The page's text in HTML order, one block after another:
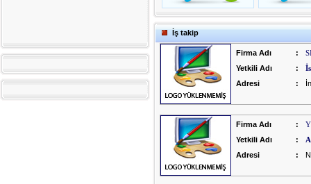
İş takip
Firma Adı :
Yetkili Adı
:
Adresi
:
Firma Adı :
Yetkili Adı
:
Adresi
: